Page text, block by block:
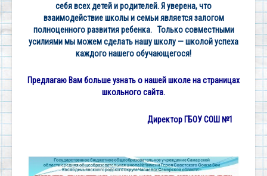
себя всех детей и родителей.Я уверена, что
взаимодействие школы и семьи является залогом
полноценного развития ребенка. Только совместными
усилиями мы можем сделать нашу школу — школой успеха
каждого нашего обучающегося!
Предлагаю Вам больше узнать о нашей школе на страницах
школьного сайта.
Директор ГБОУ СОШ №1